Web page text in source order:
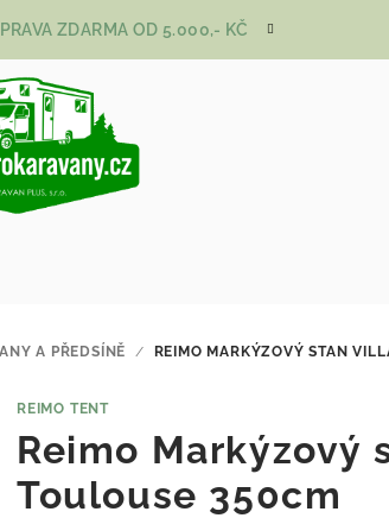
ZDARMA OD 5.000,- KČ
A PŘEDSÍNĚ / REIMO MARKÝZOVÝ STAN
REIMO TENT
Reimo Markýzový
Toulouse 350cm